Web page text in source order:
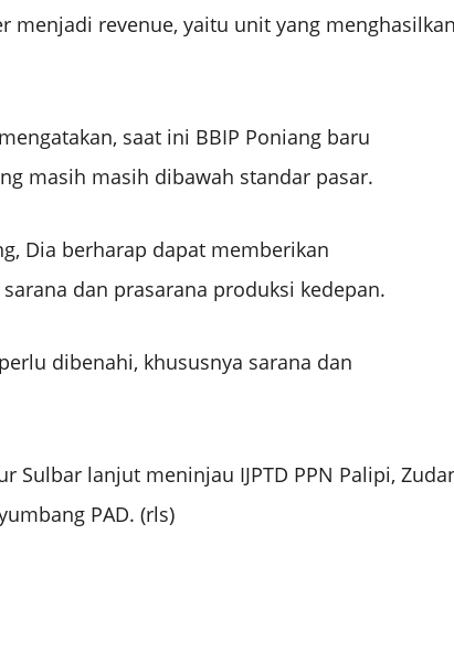
menjadi revenue, yaitu unit yang
saat ini BBIP Poniang baru
masih masih dibawah standar pasar.
Dia berharap dapat memberikan
dan prasarana produksi kedepan.
dibenahi, khususnya sarana dan
Sulbar lanjut meninjau IJPTD PPN Palipi,
PAD. (rls)